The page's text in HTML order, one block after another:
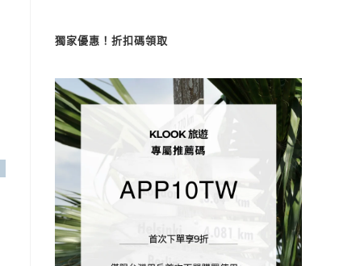
獨家優惠！折扣碼領取